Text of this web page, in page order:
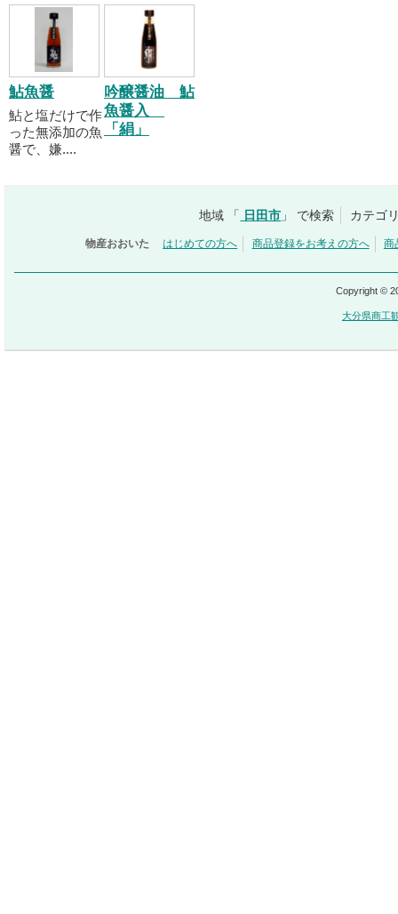
鮎魚醤
鮎と塩だけで作
った無添加の魚
醤で、嫌....
吟醸醤油 鮎
魚醤入
「絹」
地域 「 日田市 」 で検索 カテゴ
物産おおいた はじめての方へ 商品登録をお考えの方へ 商
Copyright ©
大分県商工